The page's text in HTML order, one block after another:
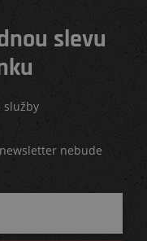
slevu
služby
nebude